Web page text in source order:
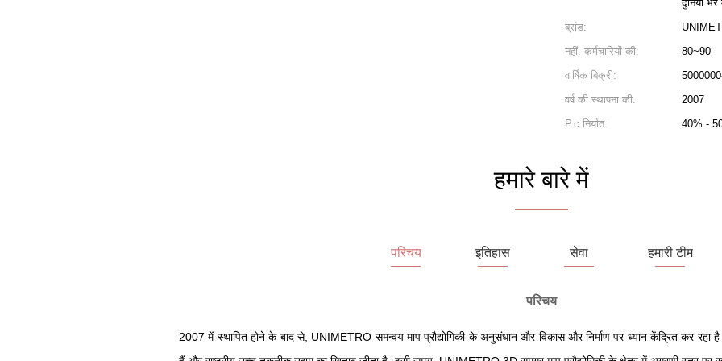
दुनिया भर
ब्रांड:
नहीं. कर्मचारियों की:
80~90
वार्षिक बिक्री:
वर्ष की स्थापना की:
2007
P.c निर्यात:
40% -
हमारे बारे में
परिचय इतिहास सेवा हमारी टीम
परिचय
2007 में स्थापित होने के बाद से, UNIMETRO समन्वय माप प्रौद्योगिकी के अनुसंधान और विकास और निर्माण पर ध्यान केंद्रित कर रहा